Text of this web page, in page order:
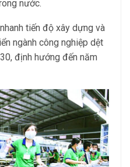
nước.
tiến độ xây dựng và
ngành công nghiệp dệt
định hướng đến năm